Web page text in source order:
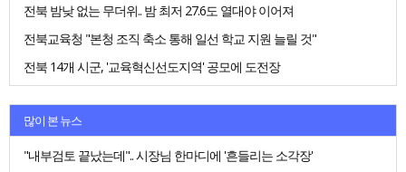
전북 밤낮 없는 무더위.. 밤 최저 27.6도 열대야 이어져
전북교육청 "본청 조직 축소 통해 일선 학교 지원 늘릴 것"
전북 14개 시군, '교육혁신선도지역' 공모에 도전장
많이 본 뉴스
"내부검토 끝났는데".. 시장님 한마디에 '흔들리는 소각장'